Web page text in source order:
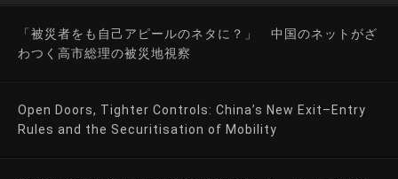
「被災者をも自己アピールのネタに？」 中国のネットがざ
わつく高市総理の被災地視察
Open Doors, Tighter Controls: China’s New Exit–Entry
Rules and the Securitisation of Mobility